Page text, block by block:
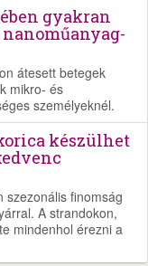
gyakran
átesett betegek
mikro- és
személyeknél.
készülhet
szezonális finomság
A strandokon,
mindenhol érezni a